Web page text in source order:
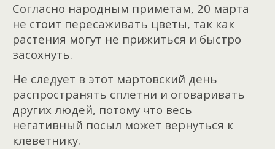
Согласно народным приметам, 20 марта
не стоит пересаживать цветы, так как
растения могут не прижиться и быстро
засохнуть.
Не следует в этот мартовский день
распространять сплетни и оговаривать
других людей, потому что весь
негативный посыл может вернуться к
клеветнику.